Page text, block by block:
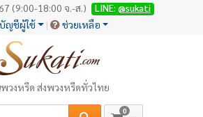
(9:00-18:00 จ.-ส.) LINE: @sukati
ญชีผู้ใช้ ช่วยเหลือ
วงหรีด ส่งพวงหรีดทั่วไทย
0